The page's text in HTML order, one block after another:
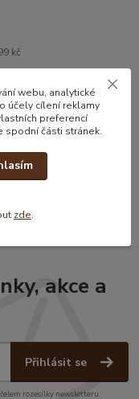
kč
akce a
Přihlásit se
rozesílky newsletteru.
webu, analytické
účely cílení reklamy
preferencí
spodní části stránek.
zde.